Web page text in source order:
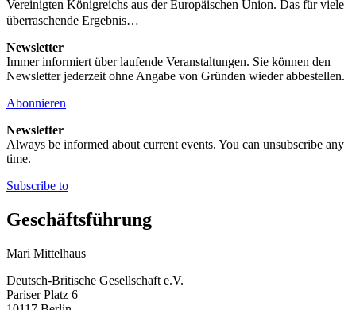
Vereinigten Königreichs aus der Europäischen Union. Das für viele
überraschende Ergebnis…
Newsletter
Immer informiert über laufende Veranstaltungen. Sie können den
Newsletter jederzeit ohne Angabe von Gründen wieder abbestellen.
Abonnieren
Newsletter
Always be informed about current events. You can unsubscribe any
time.
Subscribe to
Geschäftsführung
Mari Mittelhaus
Deutsch-Britische Gesellschaft e.V.
Pariser Platz 6